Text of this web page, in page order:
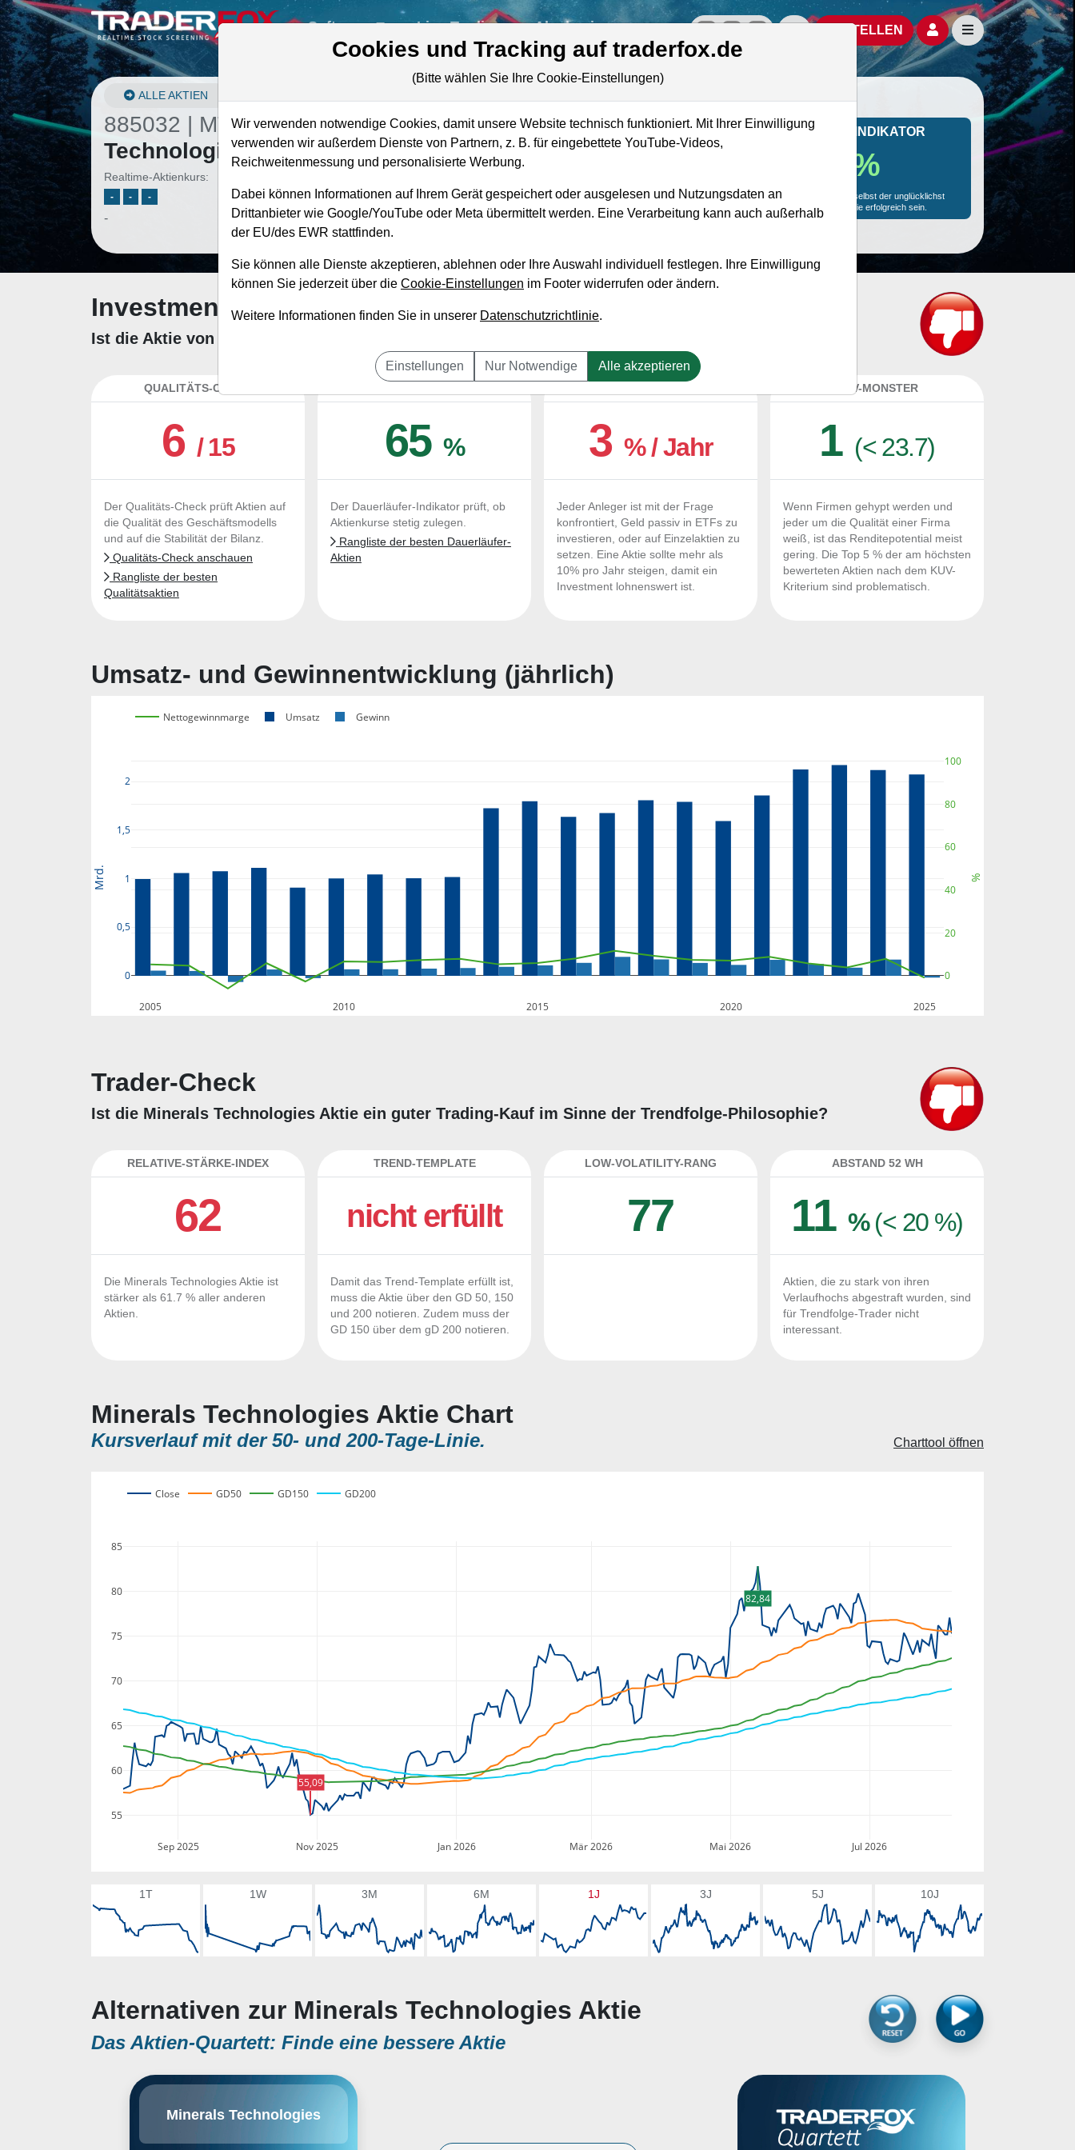
Software Live-Trading Akademie offizielle Social Media-AccountsAktien- und Artikelsuche öffnen
BESTELLEN Seitennavigation
ALLE AKTIEN
885032 | MTX–Minerals
Technologies Aktie
Realtime-Aktienkurs:
- - -
-
Marktkapitalisierung 2,36 Mrd. USD
Unternehmenswert
Umsatz 2,07 Mrd. USD
MONKEY-TRADER INDIKATOR
81.3 %
Mit 81.3 % Wahrscheinlichkeit wird selbst der unglücklichst
agierende Trader mit dieser Aktie erfolgreich sein.
Investment-Check: Kaufempfehlung?
Ist die Aktie von Minerals Technologies zum Kaufen und Liegenlassen geeignet?
QUALITÄTS-CHECK
6 / 15
Der Qualitäts-Check prüft Aktien auf
die Qualität des Geschäftsmodells
und auf die Stabilität der Bilanz.
Qualitäts-Check anschauen
Rangliste der besten
Qualitätsaktien
65 %
Der Dauerläufer-Indikator prüft, ob
Aktienkurse stetig zulegen.
Rangliste der besten Dauerläufer-
Aktien
3% / Jahr
Jeder Anleger ist mit der Frage
konfrontiert, Geld passiv in ETFs zu
investieren, oder auf Einzelaktien zu
setzen. Eine Aktie sollte mehr als
10% pro Jahr steigen, damit ein
Investment lohnenswert ist.
KUV-MONSTER
1 (< 23.7)
Wenn Firmen gehypt werden und
jeder um die Qualität einer Firma
weiß, ist das Renditepotential meist
gering. Die Top 5 % der am höchsten
bewerteten Aktien nach dem KUV-
Kriterium sind problematisch.
Umsatz- und Gewinnentwicklung (jährlich)
2005 2010 2015 2020 2025
0
0,5
1
1,5
2
0
20
40
60
80
100
Nettogewinnmarge Umsatz Gewinn
Mrd. %
Trader-Check
Ist die Minerals Technologies Aktie ein guter Trading-Kauf im Sinne der Trendfolge-Philosophie?
RELATIVE-STÄRKE-INDEX
62
Die Minerals Technologies Aktie ist
stärker als 61.7 % aller anderen
Aktien.
TREND-TEMPLATE
nicht erfüllt
Damit das Trend-Template erfüllt ist,
muss die Aktie über den GD 50, 150
und 200 notieren. Zudem muss der
GD 150 über dem gD 200 notieren.
LOW-VOLATILITY-RANG
77
ABSTAND 52 WH
11 %(< 20 %)
Aktien, die zu stark von ihren
Verlaufhochs abgestraft wurden, sind
für Trendfolge-Trader nicht
interessant.
Minerals Technologies Aktie Chart
Kursverlauf mit der 50- und 200-Tage-Linie. Charttool öffnen
Sep 2025 Nov 2025 Jan 2026 Mär 2026 Mai 2026 Jul 2026
55
60
65
70
75
80
85
Close GD50 GD150 GD200
82,84
55,09
1T 1W 3M 6M 1J 3J 5J 10J
Alternativen zur Minerals Technologies Aktie
Das Aktien-Quartett: Finde eine bessere Aktie
Minerals Technologies
resource and technology-based
and markets a range of mineral,
Cookies und Tracking auf traderfox.de
(Bitte wählen Sie Ihre Cookie-Einstellungen)
Wir verwenden notwendige Cookies, damit unsere Website technisch funktioniert. Mit Ihrer Einwilligung
verwenden wir außerdem Dienste von Partnern, z. B. für eingebettete YouTube-Videos,
Reichweitenmessung und personalisierte Werbung.
Dabei können Informationen auf Ihrem Gerät gespeichert oder ausgelesen und Nutzungsdaten an
Drittanbieter wie Google/YouTube oder Meta übermittelt werden. Eine Verarbeitung kann auch außerhalb
der EU/des EWR stattfinden.
Sie können alle Dienste akzeptieren, ablehnen oder Ihre Auswahl individuell festlegen. Ihre Einwilligung
können Sie jederzeit über die Cookie-Einstellungen im Footer widerrufen oder ändern.
Weitere Informationen finden Sie in unserer Datenschutzrichtlinie.
Einstellungen Nur Notwendige Alle akzeptieren